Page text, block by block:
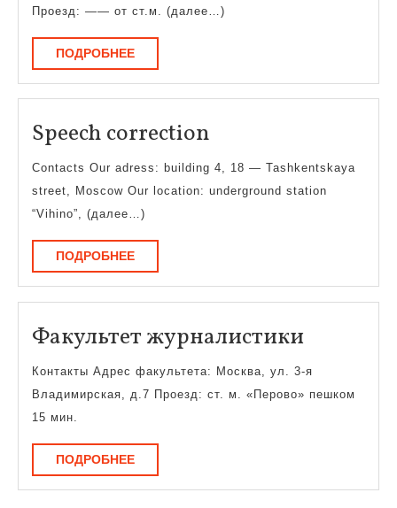
Проезд: —— от ст.м. (далее…)
ПОДРОБНЕЕПОДРОБНЕЕ
Speech correction
correction
Contacts Our adress: building 4, 18 — Tashkentskaya
street, Moscow Our location: underground station
“Vihino”, (далее…)
ПОДРОБНЕЕПОДРОБНЕЕ
Факультет журналистики
Контакты Адрес факультета: Москва, ул. 3-я
Владимирская, д.7 Проезд: ст. м. «Перово» пешком
15 мин.
ПОДРОБНЕЕПОДРОБНЕЕ